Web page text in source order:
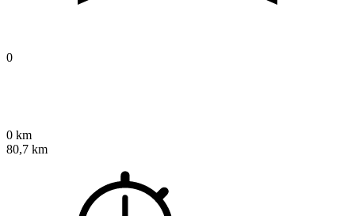
0
0 km
80,7 km